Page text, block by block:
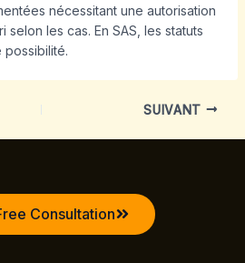
nécessitant une autorisation
les cas. En SAS, les statuts
SUIVANT
Consultation